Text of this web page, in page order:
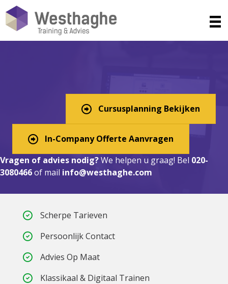
Cursusplanning Bekijken
In-Company Offerte Aanvragen
Vragen of advies nodig?We helpen u graag! Bel 020-
3080466of mail info@westhaghe.com
Scherpe Tarieven
Persoonlijk Contact
Advies Op Maat
Klassikaal & Digitaal Trainen